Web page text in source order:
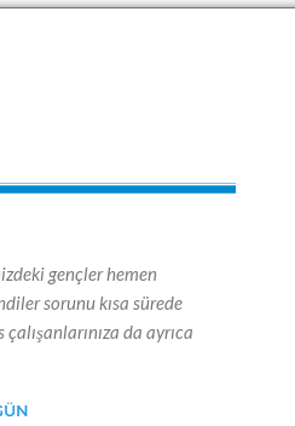
gençler hemen
sorunu kısa sürede
da ayrıca